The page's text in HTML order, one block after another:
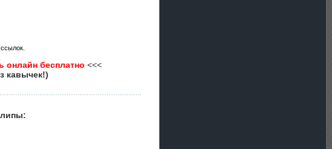
онлайн бесплатно <<<
кавычек!)